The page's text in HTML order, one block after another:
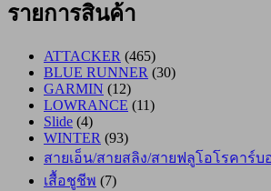
รายการสินค้า
ATTACKER (465)
BLUE RUNNER (30)
GARMIN (12)
LOWRANCE (11)
Slide (4)
WINTER (93)
สายเอ็น/สายสลิง/สายฟลูโอโรคาร์บ
เสื้อชูชีพ (7)